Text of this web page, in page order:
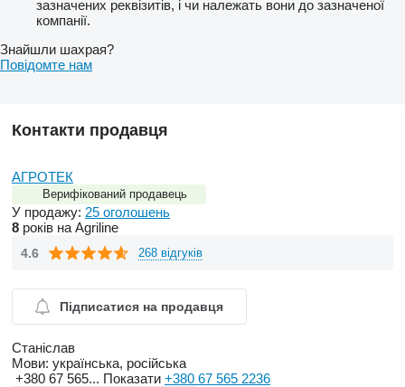
зазначених реквізитів, і чи належать вони до зазначеної
компанії.
Знайшли шахрая?
Повідомте нам
Контакти продавця
АГРОТЕК
Верифікований продавець
У продажу: 25 оголошень
8 років на Agriline
4.6 268 відгуків
Підписатися на продавця
Станіслав
Мови: українська, російська
+380 67 565... Показати +380 67 565 2236